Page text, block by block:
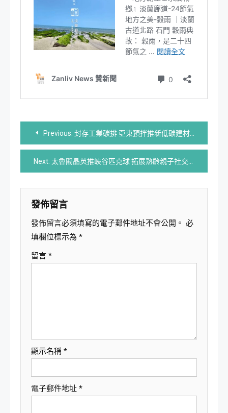
文
章
導
覽
Previous: 封存工業碳排 亞東預拌推新低碳建材最高減碳七成
Next: 太魯閣晶英推峽谷匹克球 拓展熟齡親子社交新空間
發佈留言
發佈留言必須填寫的電子郵件地址不會公開。 必
填欄位標示為 *
留言 *
顯示名稱 *
電子郵件地址 *